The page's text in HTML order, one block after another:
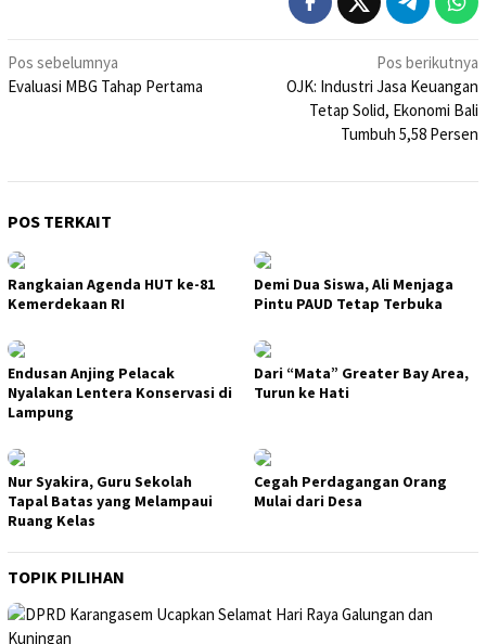
Navigasi
pos
Pos sebelumnya
Evaluasi MBG Tahap Pertama
Pos berikutnya
OJK: Industri Jasa Keuangan
Tetap Solid, Ekonomi Bali
Tumbuh 5,58 Persen
POS TERKAIT
Rangkaian Agenda HUT ke-81
Kemerdekaan RI
Demi Dua Siswa, Ali Menjaga
Pintu PAUD Tetap Terbuka
Endusan Anjing Pelacak
Nyalakan Lentera Konservasi di
Lampung
Dari “Mata” Greater Bay Area,
Turun ke Hati
Nur Syakira, Guru Sekolah
Tapal Batas yang Melampaui
Ruang Kelas
Cegah Perdagangan Orang
Mulai dari Desa
TOPIK PILIHAN